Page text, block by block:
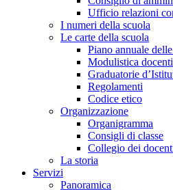
Ufficio relazioni
I numeri della scuola
Le carte della scuola
Piano annuale
Modulistica docenti
Graduatorie
Regolamenti
Codice etico
Organizzazione
Organigramma
Consigli di classe
Collegio dei
La storia
Servizi
Panoramica